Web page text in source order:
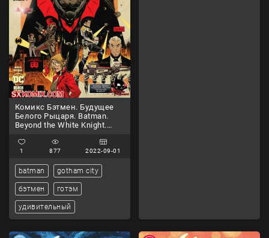
Комикс Бэтмен. Будущее
Белого Рыцаря. Batman.
Beyond the White Knight.
1 877 2022-09-01
batman gotham city
бэтмен готэм
удивительный